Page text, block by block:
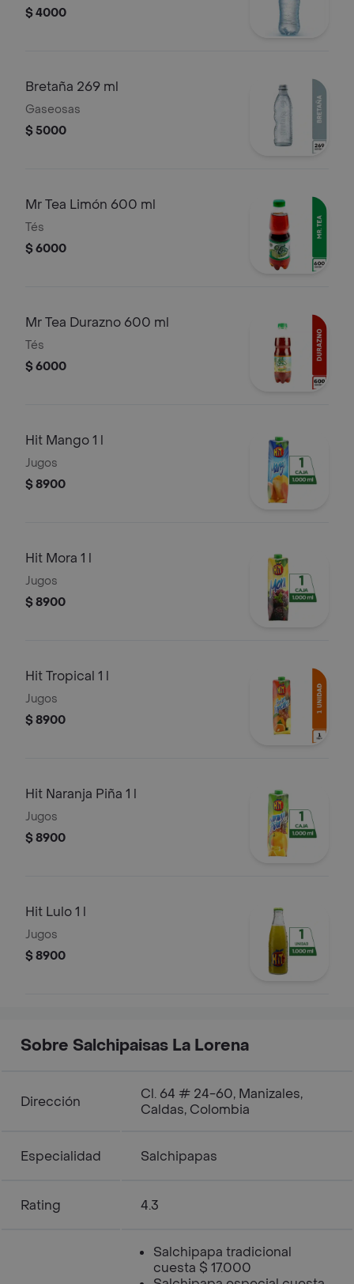
$ 4000
Bretaña 269 ml
Gaseosas
$ 5000
Mr Tea Limón 600 ml
Tés
$ 6000
Mr Tea Durazno 600 ml
Tés
$ 6000
Hit Mango 1 l
Jugos
$ 8900
Hit Mora 1 l
Jugos
$ 8900
Hit Tropical 1 l
Jugos
$ 8900
Hit Naranja Piña 1 l
Jugos
$ 8900
Hit Lulo 1 l
Jugos
$ 8900
Sobre Salchipaisas La Lorena
Dirección
Cl. 64 # 24-60, Manizales,
Caldas, Colombia
Especialidad Salchipapas
Rating 4.3
Salchipapa tradicional
cuesta $ 17.000